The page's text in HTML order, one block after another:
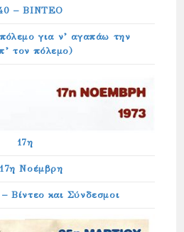
– ΒΙΝΤΕΟ
για ν’ αγαπάω την
τον πόλεμο)
17η
Νοέμβρη
Βίντεο και Σύνδεσμοι